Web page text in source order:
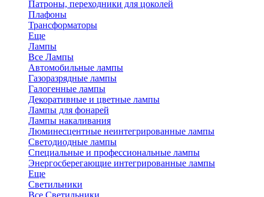
Патроны, переходники для цоколей
Плафоны
Трансформаторы
Еще
Лампы
Все Лампы
Автомобильные лампы
Газоразрядные лампы
Галогенные лампы
Декоративные и цветные лампы
Лампы для фонарей
Лампы накаливания
Люминесцентные неинтегрированные лампы
Светодиодные лампы
Специальные и профессиональные лампы
Энергосберегающие интегрированные лампы
Еще
Светильники
Все Светильники